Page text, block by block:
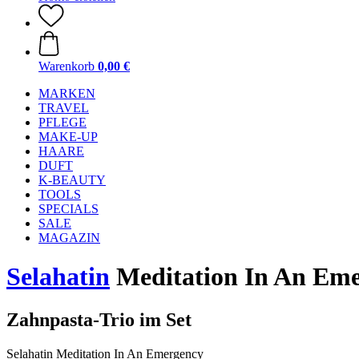
Warenkorb 0,00 €
MARKEN
TRAVEL
PFLEGE
MAKE-UP
HAARE
DUFT
K-BEAUTY
TOOLS
SPECIALS
SALE
MAGAZIN
Selahatin Meditation In An
Zahnpasta-Trio im Set
Selahatin Meditation In An Emergency